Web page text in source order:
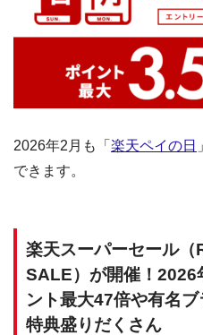
2026年2月も「 楽天ペイの日
できます。
楽天スーパーセール
SALE）が開催！2026
ント最大47倍や有名
特典盛りだくさん